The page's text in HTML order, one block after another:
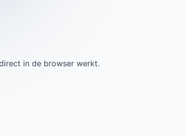
in de browser werkt.